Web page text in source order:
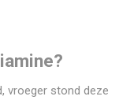
vroeger stond deze